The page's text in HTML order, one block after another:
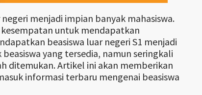
menjadi impian banyak mahasiswa.
untuk mendapatkan
beasiswa luar negeri S1 menjadi
yang tersedia, namun seringkali
ditemukan. Artikel ini akan memberikan
informasi terbaru mengenai beasiswa